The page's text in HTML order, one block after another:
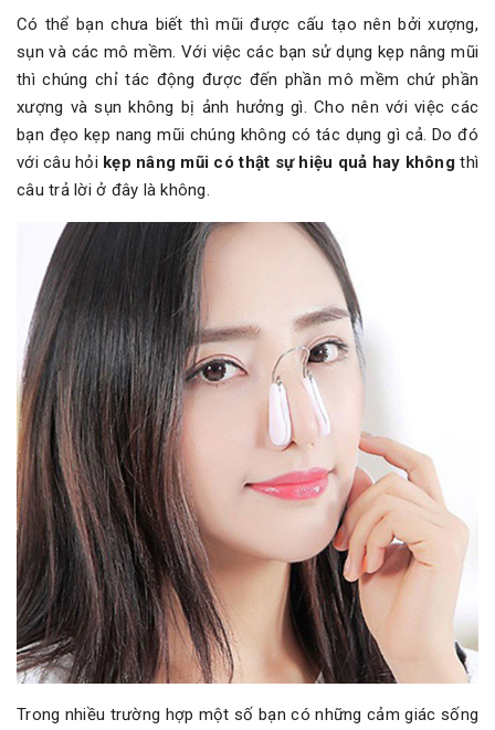
Có thể bạn chưa biết thì mũi được cấu tạo nên bởi xượng,
sụn và các mô mềm. Với việc các bạn sử dụng kẹp nâng mũi
thì chúng chỉ tác động được đến phần mô mềm chứ phần
xượng và sụn không bị ảnh hưởng gì. Cho nên với việc các
bạn đẹo kẹp nang mũi chúng không có tác dụng gì cả. Do đó
với câu hỏi kẹp nâng mũi có thật sự hiệu quả hay khôngthì
câu trả lời ở đây là không.
Trong nhiều trường hợp một số bạn có những cảm giác sống